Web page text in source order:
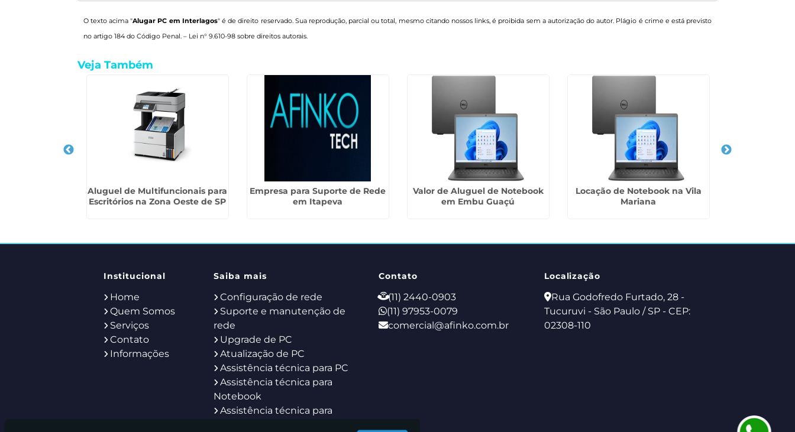
O texto acima "Alugar PC em Interlagos" é de direito reservado. Sua reprodução, parcial ou total, mesmo citando nossos links, é proibida sem a autorização do autor. Plágio é crime e está previsto
no artigo 184 do Código Penal. – Lei n° 9.610-98 sobre direitos autorais.
Veja Também
Aluguel de Multifuncionais para
Escritórios na Zona Oeste de SP
Empresa para Suporte de Rede
em Itapeva
Valor de Aluguel de Notebook
em Embu Guaçú
Locação de Notebook na Vila
Mariana
Institucional
Home
Quem Somos
Serviços
Contato
Informações
Saiba mais
Configuração de rede
Suporte e manutenção de
rede
Upgrade de PC
Atualização de PC
Assistência técnica para PC
Assistência técnica para
Notebook
Assistência técnica para
Contato
(11) 2440-0903
(11) 97953-0079
comercial@afinko.com.br
Localização
Rua Godofredo Furtado, 28 -
Tucuruvi - São Paulo / SP - CEP:
02308-110